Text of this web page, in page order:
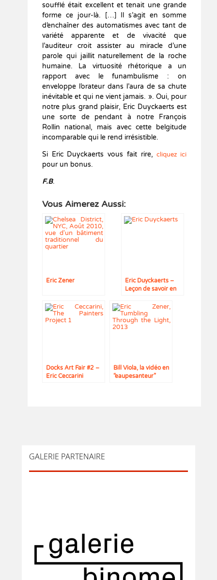
soufflé était excellent et tenait une grande
forme ce jour-là. […] Il s’agit en somme
d’enchaîner des automatismes avec tant de
variété apparente et de vivacité que
l’auditeur croit assister au miracle d’une
parole qui jaillit naturellement de la roche
humaine. La virtuosité rhétorique a un
rapport avec le funambulisme : on
enveloppe l’orateur dans l’aura de sa chute
inévitable et qui ne vient jamais. ». Oui, pour
notre plus grand plaisir, Eric Duyckaerts est
une sorte de pendant à notre François
Rollin national, mais avec cette belgitude
incomparable qui le rend irrésistible.
Si Eric Duyckaerts vous fait rire,cliquez ici
pour un bonus.
F.B.
Vous Aimerez Aussi:
Eric Zener
Eric Duyckaerts –
Leçon de savoir en
Docks Art Fair #2 –
Eric Ceccarini
Bill Viola, la vidéo en
“eaupesanteur”
GALERIE PARTENAIRE